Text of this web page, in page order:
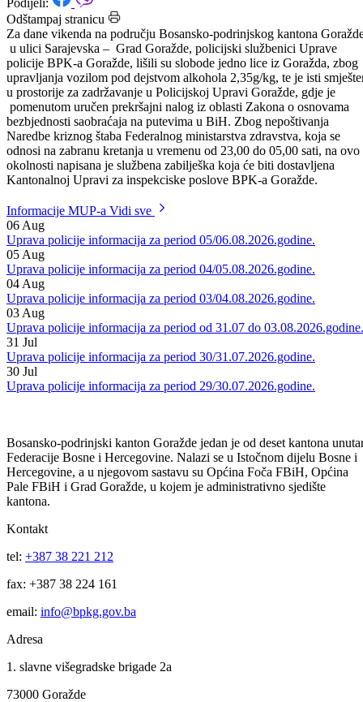
Datum: 08.03.2021.
Podijeli:
Odštampaj stranicu
Za dane vikenda na području Bosansko-podrinjskog kantona
u ulici Sarajevska – Grad Goražde, policijski službenici Uprave
policije BPK-a Goražde, lišili su slobode jedno lice iz Goražda, zbog
upravljanja vozilom pod dejstvom alkohola 2,35g/kg, te je isti
u prostorije za zadržavanje u Policijskoj Upravi Goražde, gdje je
pomenutom uručen prekršajni nalog iz oblasti Zakona o osnovama
bezbjednosti saobraćaja na putevima u BiH. Zbog nepoštivanja
Naredbe kriznog štaba Federalnog ministarstva zdravstva, koja se
okolnosti napisana je službena zabilješka koja će biti dostavljena
Kantonalnoj Upravi za inspekciske poslove BPK-a Goražde.
Informacije MUP-a
06Aug
Uprava policije informacija za period 05/06.08.2026.godine.
05Aug
Uprava policije informacija za period 04/05.08.2026.godine.
04Aug
Uprava policije informacija za period 03/04.08.2026.godine.
03Aug
Uprava policije informacija za period od 31.07 do 03.08.2026.godine.
31 Jul